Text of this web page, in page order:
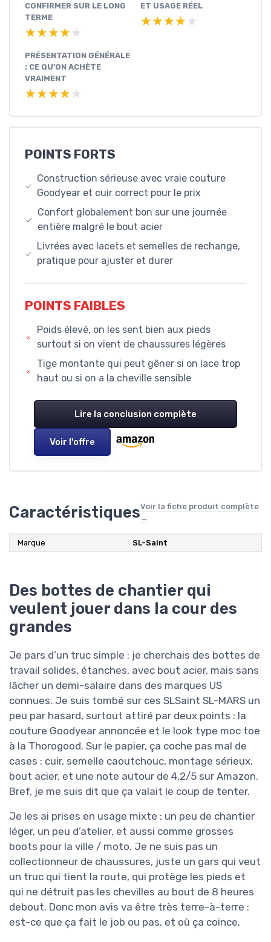
CONFIRMER SUR LE LONG
TERME
★★★★★
★★★★★
ET USAGE RÉEL
★★★★★
★★★★★
PRÉSENTATION GÉNÉRALE
: CE QU’ON ACHÈTE
VRAIMENT
★★★★★
★★★★★
POINTS FORTS
Construction sérieuse avec vraie couture
Goodyear et cuir correct pour le prix
Confort globalement bon sur une journée
entière malgré le bout acier
Livrées avec lacets et semelles de rechange,
pratique pour ajuster et durer
POINTS FAIBLES
Poids élevé, on les sent bien aux pieds
surtout si on vient de chaussures légères
Tige montante qui peut gêner si on lace trop
haut ou si on a la cheville sensible
Lire la conclusion complète
Voir l'offre
CaractéristiquesVoir la fiche produit complète
→
Marque SL-Saint
Des bottes de chantier qui
veulent jouer dans la cour des
grandes
Je pars d’un truc simple : je cherchais des bottes de
travail solides, étanches, avec bout acier, mais sans
lâcher un demi-salaire dans des marques US
connues. Je suis tombé sur ces SLSaint SL-MARS un
peu par hasard, surtout attiré par deux points : la
couture Goodyear annoncée et le look type moc toe
à la Thorogood. Sur le papier, ça coche pas mal de
cases : cuir, semelle caoutchouc, montage sérieux,
bout acier, et une note autour de 4,2/5 sur Amazon.
Bref, je me suis dit que ça valait le coup de tenter.
Je les ai prises en usage mixte : un peu de chantier
léger, un peu d’atelier, et aussi comme grosses
boots pour la ville / moto. Je ne suis pas un
collectionneur de chaussures, juste un gars qui veut
un truc qui tient la route, qui protège les pieds et
qui ne détruit pas les chevilles au bout de 8 heures
debout. Donc mon avis va être très terre-à-terre :
est-ce que ça fait le job ou pas, et où ça coince.